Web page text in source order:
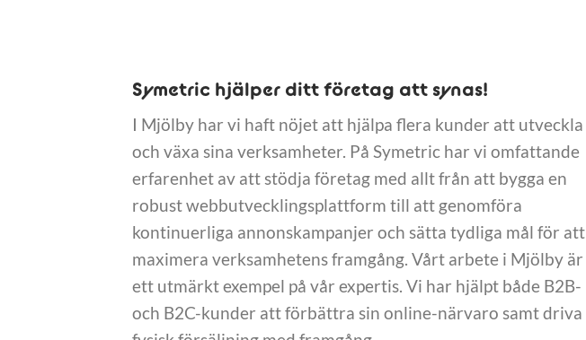
Symetric hjälper ditt företag att synas!
I Mjölby har vi haft nöjet att hjälpa flera kunder att utveckla
och växa sina verksamheter. På Symetric har vi omfattande
erfarenhet av att stödja företag med allt från att bygga en
robust webbutvecklingsplattform till att genomföra
kontinuerliga annonskampanjer och sätta tydliga mål för att
maximera verksamhetens framgång. Vårt arbete i Mjölby är
ett utmärkt exempel på vår expertis. Vi har hjälpt både B2B-
och B2C-kunder att förbättra sin online-närvaro samt driva